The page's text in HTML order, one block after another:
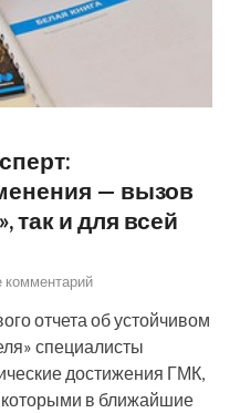
— вызов
так и для всей
комментарий
отчета об устойчивом
специалисты
достижения ГМК,
которыми в ближайшие